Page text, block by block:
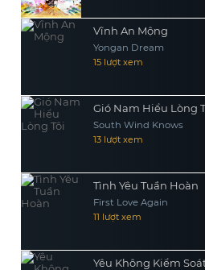
Vĩnh An Mộng
Yongan Dream
15 lượt xem
Gió Nam Hiểu Lòng
South Wind Knows
13 lượt xem
Tình Yêu Tuần Hoàn
First Love Again
11 lượt xem
Yêu Không Kiểm